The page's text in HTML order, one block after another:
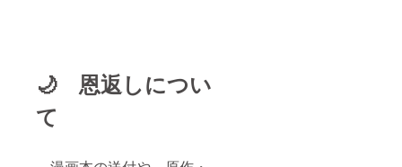
🌙 恩返しについ
て